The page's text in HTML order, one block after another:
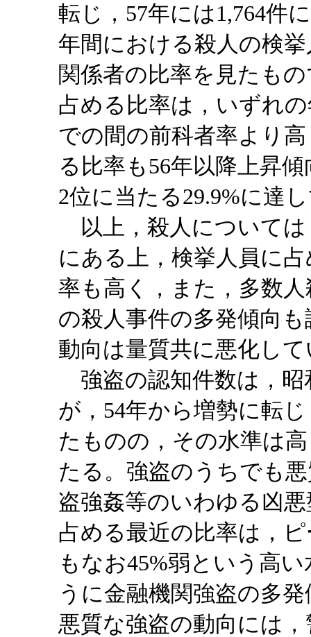
転じ，57年には1,764件
年間における殺人の検
関係者の比率を見たも
占める比率は，いずれ
での間の前科者率より
る比率も56年以降上昇
2位に当たる29.9%に達
以上，殺人については
にある上，検挙人員に
率も高く，また，多数
の殺人事件の多発傾向
動向は量質共に悪化し
強盗の認知件数は，昭
が，54年から増勢に転
たものの，その水準は
たる。強盗のうちでも
盗強姦等のいわゆる凶
占める最近の比率は，
もなお45%弱という高
うに金融機関強盗の多
悪質な強盗の動向には